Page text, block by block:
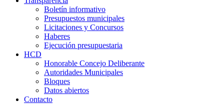
Boletín informativo
Presupuestos municipales
Licitaciones y Concursos
Haberes
Ejecución presupuestaria
HCD
Honorable Concejo Deliberante
Autoridades Municipales
Bloques
Datos abiertos
Contacto